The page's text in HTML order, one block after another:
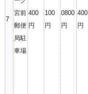
7
宮前
郵便
局駐
車場
400
円
100
円
0800
円
400
円